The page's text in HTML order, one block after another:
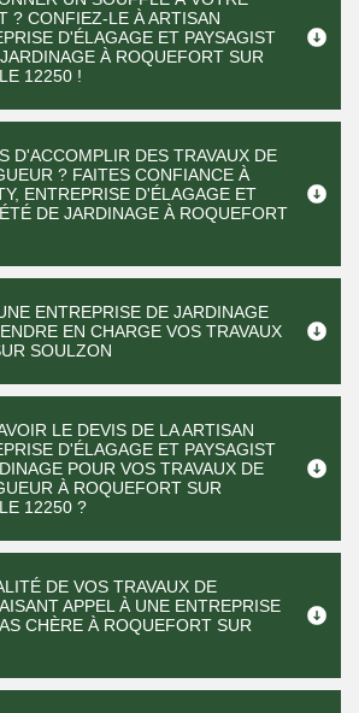
? CONFIEZ-LE À ARTISAN
D'ÉLAGAGE ET PAYSAGIST
À ROQUEFORT SUR
12250 !
D'ACCOMPLIR DES TRAVAUX DE
? FAITES CONFIANCE À
ENTREPRISE D'ÉLAGAGE ET
DE JARDINAGE À ROQUEFORT
ENTREPRISE DE JARDINAGE
EN CHARGE VOS TRAVAUX
SOULZON
LE DEVIS DE LA ARTISAN
D'ÉLAGAGE ET PAYSAGIST
POUR VOS TRAVAUX DE
À ROQUEFORT SUR
12250 ?
DE VOS TRAVAUX DE
APPEL À UNE ENTREPRISE
CHÈRE À ROQUEFORT SUR